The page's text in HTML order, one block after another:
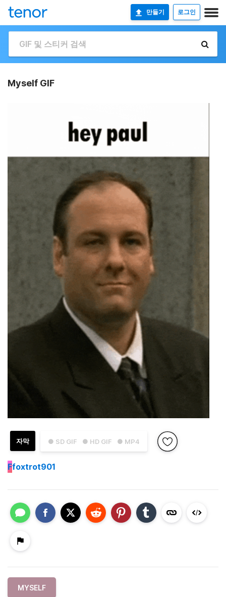
만들기 로그인
Myself GIF
● SD GIF ● HD GIF ● MP4
자막
Ffoxtrot901
MYSELF